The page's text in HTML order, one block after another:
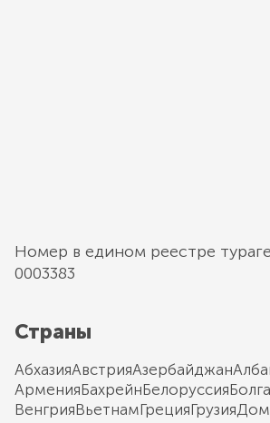
Номер в едином реестре
0003383
Страны
АбхазияАвстрияАзербайджан
АрменияБахрейнБелоруссия
ВенгрияВьетнамГрецияГрузия